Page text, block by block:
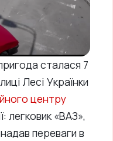
сталася 7
Лесі Українки
центру
легковик «ВАЗ»,
переваги в